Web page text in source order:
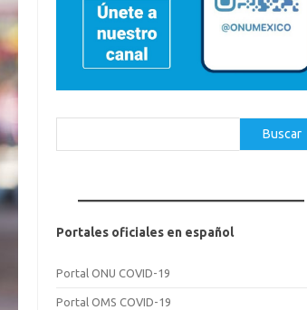
Buscar
Portales oficiales en español
Portal ONU COVID-19
Portal OMS COVID-19